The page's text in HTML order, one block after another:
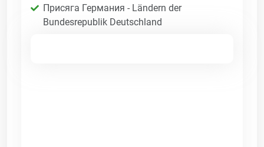
Присяга Германия - Ländern der
Bundesrepublik Deutschland